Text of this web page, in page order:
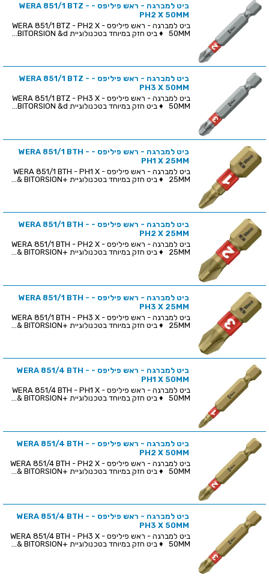
ביט למברגה - ראש פיליפס - WERA 851/1 BTZ -
PH2 X 50MM
ביט למברגה - ראש פיליפס - WERA 851/1 BTZ - PH2 X
50MM ♦ ביט חזק במיוחד בטכנולוגיית BITORSION &d...
ביט למברגה - ראש פיליפס - WERA 851/1 BTZ -
PH3 X 50MM
ביט למברגה - ראש פיליפס - WERA 851/1 BTZ - PH3 X
50MM ♦ ביט חזק במיוחד בטכנולוגיית BITORSION &d...
ביט למברגה - ראש פיליפס - WERA 851/1 BTH -
PH1 X 25MM
ביט למברגה - ראש פיליפס - WERA 851/1 BTH - PH1 X
25MM ♦ ביט חזק במיוחד בטכנולוגיית +BITORSION &...
ביט למברגה - ראש פיליפס - WERA 851/1 BTH -
PH2 X 25MM
ביט למברגה - ראש פיליפס - WERA 851/1 BTH - PH2 X
25MM ♦ ביט חזק במיוחד בטכנולוגיית +BITORSION &...
ביט למברגה - ראש פיליפס - WERA 851/1 BTH -
PH3 X 25MM
ביט למברגה - ראש פיליפס - WERA 851/1 BTH - PH3 X
25MM ♦ ביט חזק במיוחד בטכנולוגיית +BITORSION &...
ביט למברגה - ראש פיליפס - WERA 851/4 BTH -
PH1 X 50MM
ביט למברגה - ראש פיליפס - WERA 851/4 BTH - PH1 X
50MM ♦ ביט חזק במיוחד בטכנולוגיית +BITORSION &...
ביט למברגה - ראש פיליפס - WERA 851/4 BTH -
PH2 X 50MM
ביט למברגה - ראש פיליפס - WERA 851/4 BTH - PH2 X
50MM ♦ ביט חזק במיוחד בטכנולוגיית +BITORSION &...
ביט למברגה - ראש פיליפס - WERA 851/4 BTH -
PH3 X 50MM
ביט למברגה - ראש פיליפס - WERA 851/4 BTH - PH3 X
50MM ♦ ביט חזק במיוחד בטכנולוגיית +BITORSION &...